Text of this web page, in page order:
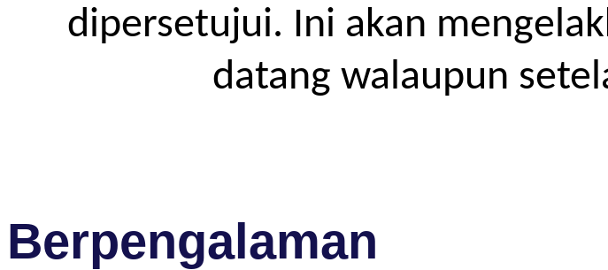
dipersetujui. Ini akan
datang walaupun
Berpengalaman